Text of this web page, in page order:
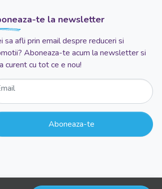
te la newsletter
sa afli prin email despre reduceri si
Aboneaza-te acum la newsletter si
curent cu tot ce e nou!
Aboneaza-te